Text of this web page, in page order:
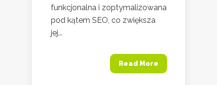
funkcjonalna i zoptymalizowana
pod kątem SEO, co zwiększa
jej...
Read More